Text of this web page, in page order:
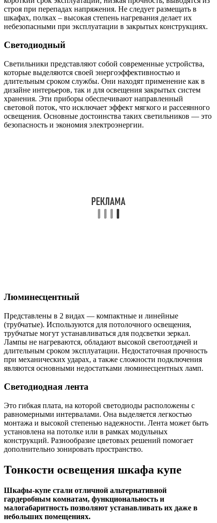
строя при перепадах напряжения. Не следует размещать в
шкафах, полках – высокая степень нагревания делает их
небезопасными при эксплуатации в закрытых конструкциях.
Светодиодный
Светильники представляют собой современные устройства,
которые выделяются своей энергоэффективностью и
длительным сроком службы. Они находят применение как в
дизайне интерьеров, так и для освещения закрытых систем
хранения. Эти приборы обеспечивают направленный
световой поток, что исключает эффект мягкого и рассеянного
освещения. Основные достоинства таких светильников — это
безопасность и экономия электроэнергии.
Люминесцентный
Представлены в 2 видах — компактные и линейные
(трубчатые). Используются для потолочного освещения,
трубчатые могут устанавливаться для подсветки зеркал.
Лампы не нагреваются, обладают высокой светоотдачей и
длительным сроком эксплуатации. Недостаточная прочность
при механических ударах, а также сложности подключения
являются основными недостатками люминесцентных ламп.
Светодиодная лента
Это гибкая плата, на которой светодиоды расположены с
равномерными интервалами. Она выделяется легкостью
монтажа и высокой степенью надежности. Лента может быть
установлена на потолке или в рамках модульных
конструкций. Разнообразие цветовых решений помогает
дополнительно зонировать пространство.
Тонкости освещения шкафа купе
Шкафы-купе стали отличной альтернативной
гардеробным комнатам, функциональность и
малогабаритность позволяют устанавливать их даже в
небольших помещениях.